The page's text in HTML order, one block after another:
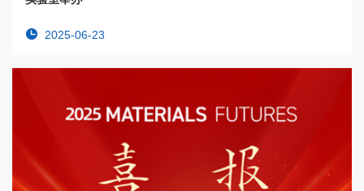
2025-06-23